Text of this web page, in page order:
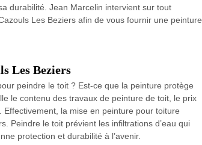
durabilité. Jean Marcelin intervient sur tout
Les Beziers afin de vous fournir une peinture
Les Beziers
peindre le toit ? Est-ce que la peinture protège
le contenu des travaux de peinture de toit, le prix
Effectivement, la mise en peinture pour toiture
Peindre le toit prévient les infiltrations d’eau qui
protection et durabilité à l’avenir.